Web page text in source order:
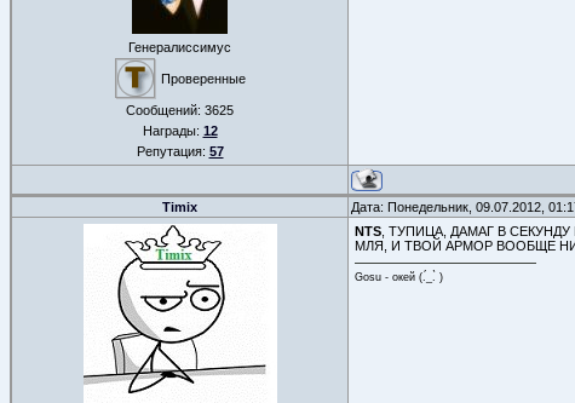
Генералиссимус
Проверенные
Сообщений: 3625
Награды: 12
Репутация: 57
Timix Дата: Понедельник, 09.07.2012,
NTS , ТУПИЦА, ДАМАГ В
МЛЯ, И ТВОЙ АРМОР ВООБЩЕ
Gosu - окей (.́_.̀ )